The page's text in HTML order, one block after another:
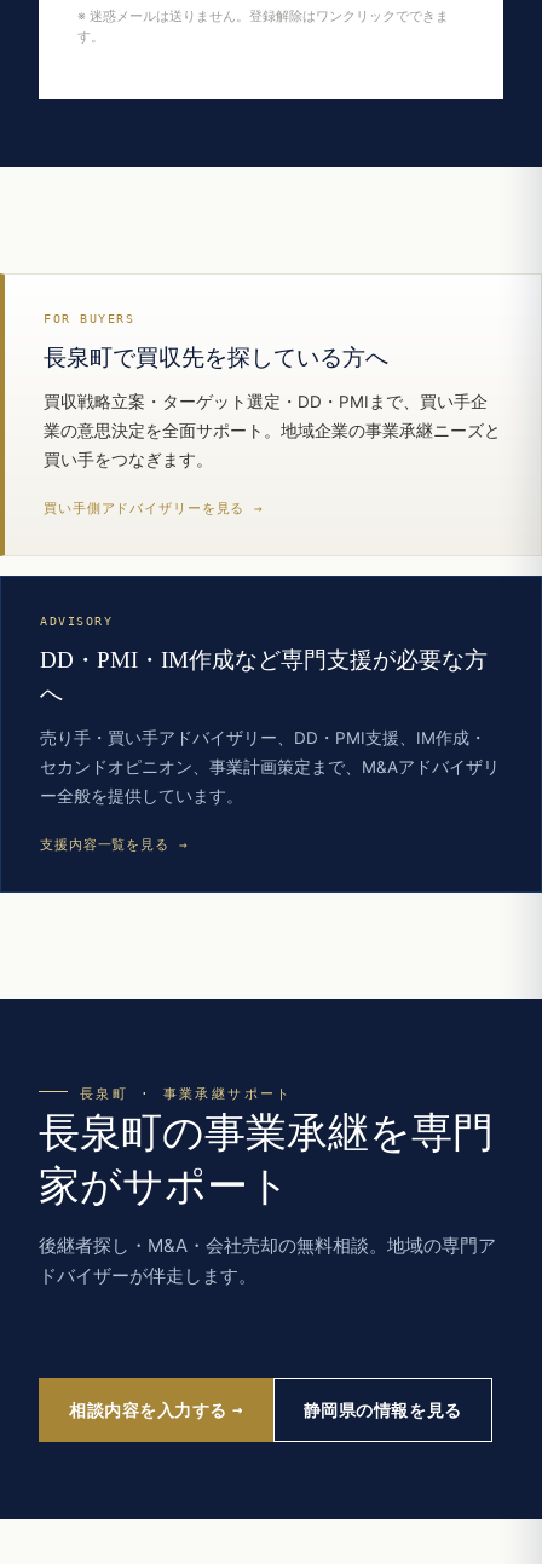
※ 迷惑メールは送りません。登録解除はワンクリックでできま
す。
FOR BUYERS
長泉町で買収先を探している方へ
買収戦略立案・ターゲット選定・DD・PMIまで、買い手企
業の意思決定を全面サポート。地域企業の事業承継ニーズと
買い手をつなぎます。
買い手側アドバイザリーを見る →
ADVISORY
DD・PMI・IM作成など専門支援が必要な方
へ
売り手・買い手アドバイザリー、DD・PMI支援、IM作成・
セカンドオピニオン、事業計画策定まで、M&Aアドバイザリ
ー全般を提供しています。
支援内容一覧を見る →
長泉町 · 事業承継サポート
長泉町の事業承継を専門
家がサポート
後継者探し・M&A・会社売却の無料相談。地域の専門ア
ドバイザーが伴走します。
相談内容を入力する 静岡県の情報を見る